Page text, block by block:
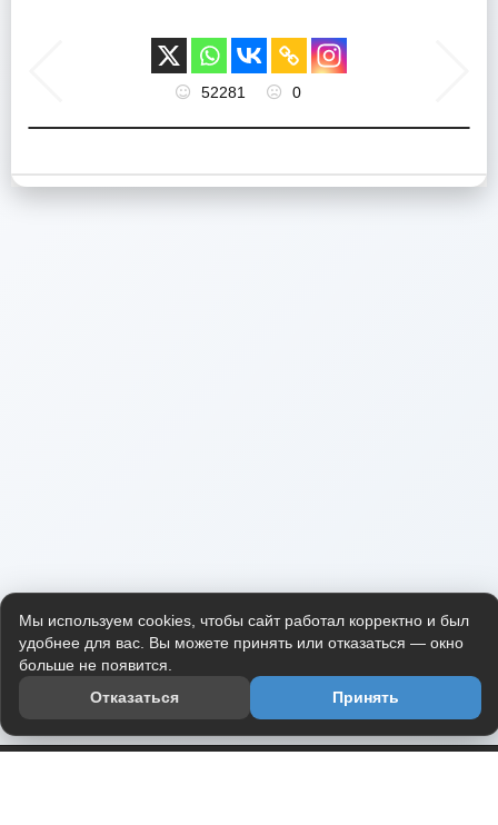
52281 0
Мы используем cookies, чтобы сайт работал корректно и был
удобнее для вас. Вы можете принять или отказаться — окно
больше не появится.
Отказаться
Принять